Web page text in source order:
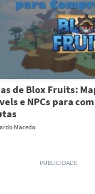
de Blox Fruits:
e NPCs para
Macedo